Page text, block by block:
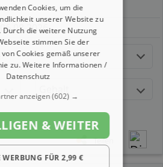
Teilen
Cookies, um die
unserer Website zu
Durch die weitere Nutzung
stimmen Sie der
Cookies gemäß unserer
zu.Weitere Informationen /
Datenschutz
anzeigen(602) →
& WEITER
WERBUNG FÜR 2,99 €